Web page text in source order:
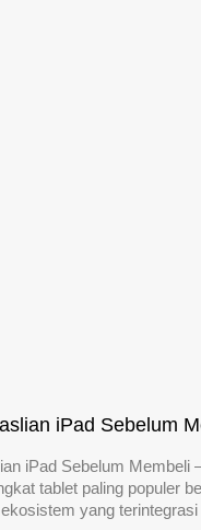
iPad Sebelum
iPad Sebelum Membeli
tablet paling populer
yang terintegrasi